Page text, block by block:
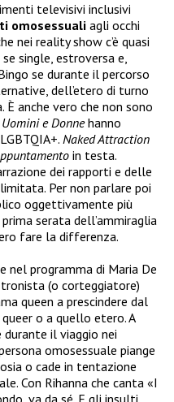
televisivi inclusivi
omosessuali agli occhi
nei reality show c’è quasi
single, estroversa e,
se durante il percorso
dell’etero di turno
È anche vero che non sono
Uomini e Donnehanno
Naked Attraction
in testa.
dei rapporti e delle
Per non parlare poi
oggettivamente più
serata dell’ammiraglia
fare la differenza.
nel programma di Maria De
(o corteggiatore)
queen a prescindere dal
o a quello etero. A
il viaggio nei
omosessuale piange
o cade in tentazione
Con Rihanna che canta «I